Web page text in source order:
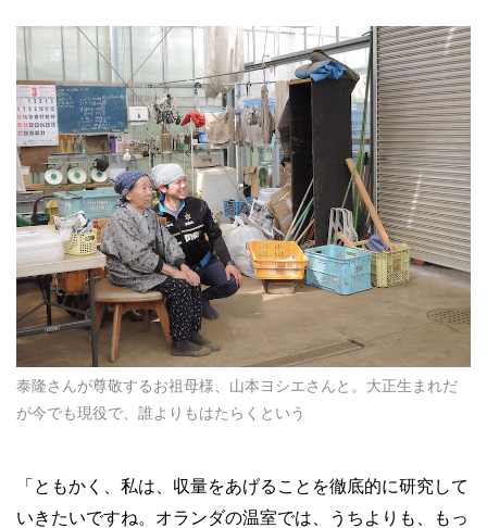
泰隆さんが尊敬するお祖母様、山本ヨシエさんと。大正生まれだ
が今でも現役で、誰よりもはたらくという
「ともかく、私は、収量をあげることを徹底的に研究して
いきたいですね。オランダの温室では、うちよりも、もっ